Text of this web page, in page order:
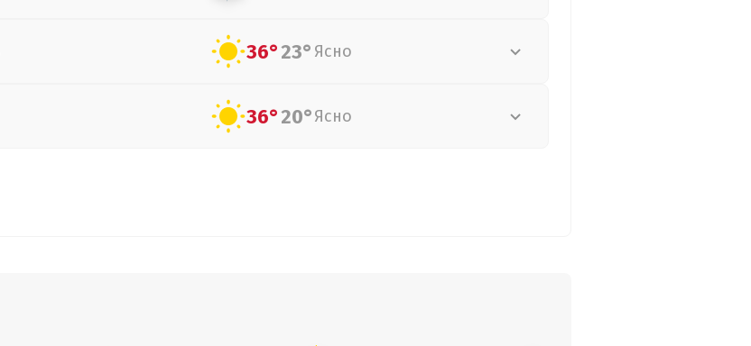
36°23° Ясно
36°20°Ясно